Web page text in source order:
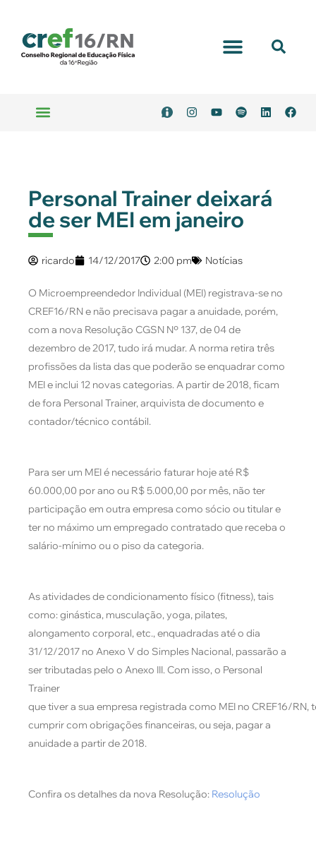
Personal Trainer deixará
de ser MEI em janeiro
ricardo 14/12/2017 2:00 pm Notícias
O Microempreendedor Individual (MEI) registrava-se no
CREF16/RN e não precisava pagar a anuidade, porém,
com a nova Resolução CGSN Nº 137, de 04 de
dezembro de 2017, tudo irá mudar. A norma retira três
profissões da lista das que poderão se enquadrar como
MEI e inclui 12 novas categorias. A partir de 2018, ficam
de fora Personal Trainer, arquivista de documento e
contador/técnico contábil.
Para ser um MEI é necessário faturar hoje até R$
60.000,00 por ano ou R$ 5.000,00 por mês, não ter
participação em outra empresa como sócio ou titular e
ter no máximo um empregado contratado que receba o
salário-mínimo ou o piso da categoria.
As atividades de condicionamento físico (fitness), tais
como: ginástica, musculação, yoga, pilates,
alongamento corporal, etc., enquadradas até o dia
31/12/2017 no Anexo V do Simples Nacional, passarão a
ser tributadas pelo o Anexo III. Com isso, o Personal
Trainer
que tiver a sua empresa registrada como MEI no CREF16/RN,
cumprir com obrigações financeiras, ou seja, pagar a
anuidade a partir de 2018.
Confira os detalhes da nova Resolução: Resolução